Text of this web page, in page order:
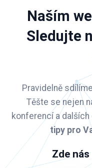
Naším
Sledujte
Pravidelně
Těšte se nejen
konferencí a dalších
tipy pro
Zde